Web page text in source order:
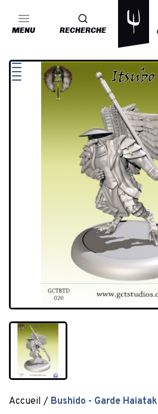
MENU RECHERCHE
Accueil Bushido - Garde